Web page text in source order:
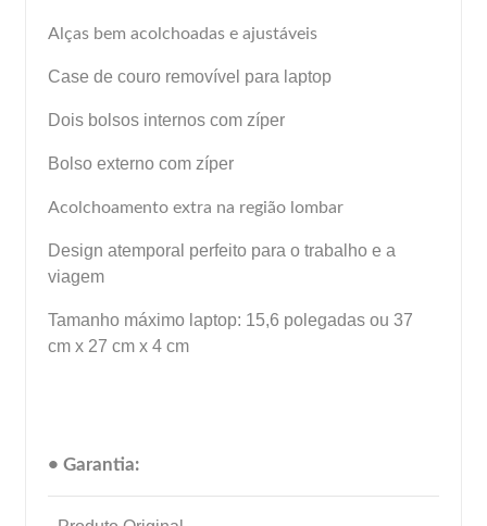
Alças bem acolchoadas e ajustáveis
Case de couro removível para laptop
Dois bolsos internos com zíper
Bolso externo com zíper
Acolchoamento extra na região lombar
Design atemporal perfeito para o trabalho e a
viagem
Tamanho máximo laptop: 15,6 polegadas ou 37
cm x 27 cm x 4 cm
• Garantia: